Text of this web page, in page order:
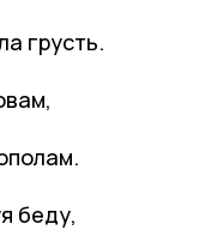
грусть.
беду,